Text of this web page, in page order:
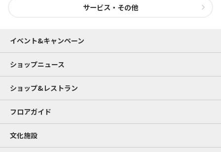
サービス・その他
イベント&キャンペーン
ショップニュース
ショップ&レストラン
フロアガイド
文化施設